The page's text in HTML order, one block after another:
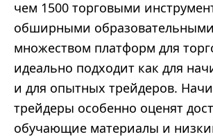
чем 1500 торговыми
обширными
множеством платформ для
идеально подходит как для
и для опытных трейдеров.
трейдеры особенно оценят
обучающие материалы и